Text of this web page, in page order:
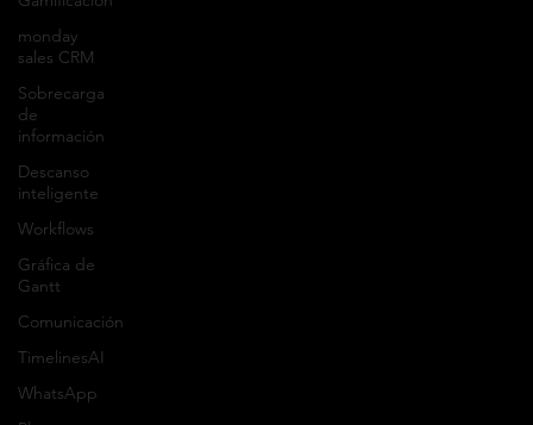
monday
sales CRM
Sobrecarga
de
información
Descanso
inteligente
Workflows
Gráfica de
Gantt
Comunicación
TimelinesAI
WhatsApp
Productos
monday.com
Pipedrive
Lusha
Sobre orkesta
de 37 años de experiencia en la digitalización